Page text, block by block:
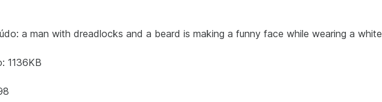
a man with dreadlocks and a beard is making a funny face while wearing a white
1136KB